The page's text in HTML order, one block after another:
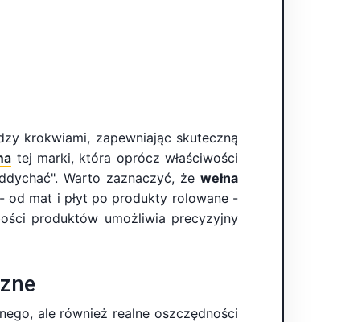
krokwiami, zapewniając skuteczną
tej marki, która oprócz właściwości
Warto zaznaczyć, że wełna
od mat i płyt po produkty rolowane -
produktów umożliwia precyzyjny
ale również realne oszczędności